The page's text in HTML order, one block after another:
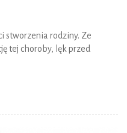
stworzenia rodziny. Ze
tej choroby, lęk przed